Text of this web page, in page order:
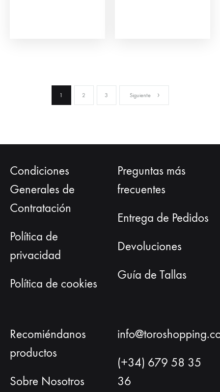
1 2 3 Siguiente
Condiciones
Generales de
Contratación
Política de
privacidad
Política de cookies
Preguntas más
frecuentes
Entrega de Pedidos
Devoluciones
Guía de Tallas
Recomiéndanos
productos
Sobre Nosotros
(+34) 679 58 35
36